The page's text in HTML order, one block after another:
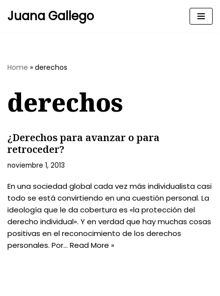
Juana Gallego
Home » derechos
derechos
¿Derechos para avanzar o para
retroceder?
noviembre 1, 2013
En una sociedad global cada vez más individualista casi
todo se está convirtiendo en una cuestión personal. La
ideología que le da cobertura es «la protección del
derecho individual». Y en verdad que hay muchas cosas
positivas en el reconocimiento de los derechos
personales. Por… Read More »